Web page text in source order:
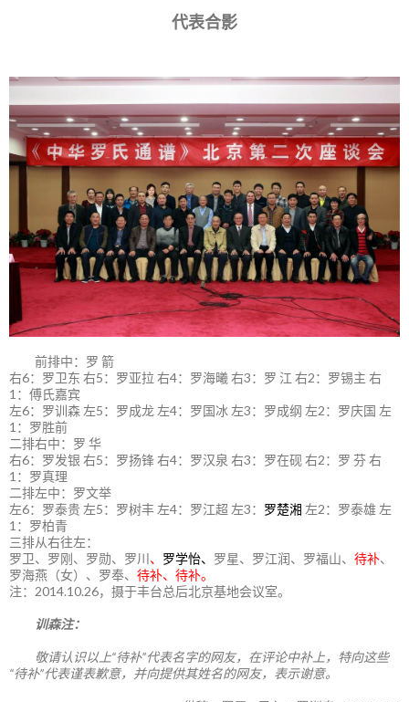
代表合影
前排中：罗 箭
右6：罗卫东 右5：罗亚拉 右4：罗海曦 右3：罗 江 右2：罗锡主 右
1：傅氏嘉宾
左6：罗训森 左5：罗成龙 左4：罗国冰 左3：罗成纲 左2：罗庆国 左
1：罗胜前
二排右中：罗 华
右6：罗发银 右5：罗扬锋 右4：罗汉泉 右3：罗在砚 右2：罗 芬 右
1：罗真理
二排左中：罗文举
左6：罗泰贵 左5：罗树丰 左4：罗江超 左3： 罗楚湘 左2：罗泰雄 左
1：罗柏青
三排从右往左：
罗卫、罗刚、罗勋、罗川 、 罗学怡、 罗星、罗江润、罗福山、 待补、
罗海燕（女）、罗奉、 待补、待补。
注：2014.10.26，摄于丰台总后北京基地会议室。
训森注：
敬请认识以上“待补”代表名字的网友，在评论中补上，特向这些
“待补”代表谨表歉意，并向提供其姓名的网友，表示谢意。